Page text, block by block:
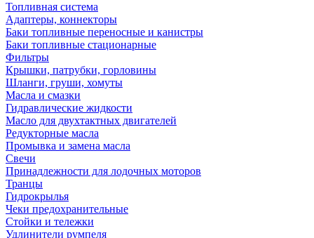
Топливная система
Адаптеры, коннекторы
Баки топливные переносные и канистры
Баки топливные стационарные
Фильтры
Крышки, патрубки, горловины
Шланги, груши, хомуты
Масла и смазки
Гидравлические жидкости
Масло для двухтактных двигателей
Редукторные масла
Промывка и замена масла
Свечи
Принадлежности для лодочных моторов
Транцы
Гидрокрылья
Чеки предохранительные
Стойки и тележки
Удлинители румпеля